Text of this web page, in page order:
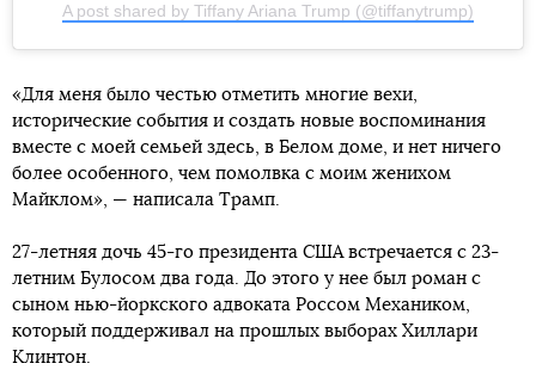
A post shared by Tiffany Ariana Trump (@tiffanytrump)
«Для меня было честью отметить многие вехи,
исторические события и создать новые воспоминания
вместе с моей семьей здесь, в Белом доме, и нет ничего
более особенного, чем помолвка с моим женихом
Майклом», — написала Трамп.
27-летняя дочь 45-го президента США встречается с 23-
летним Булосом два года. До этого у нее был роман с
сыном нью-йоркского адвоката Россом Механиком,
который поддерживал на прошлых выборах Хиллари
Клинтон.